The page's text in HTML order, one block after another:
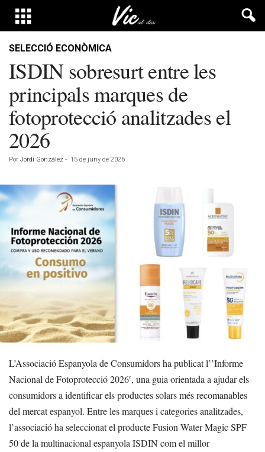
SELECCIÓ ECONÒMICA
ISDIN sobresurt entre les
principals marques de
fotoprotecció analitzades el
2026
Por Jordi González - 15 de juny de 2026
L’Associació Espanyola de Consumidors ha publicat l’’Informe
Nacional de Fotoprotecció 2026′, una guia orientada a ajudar els
consumidors a identificar els productes solars més recomanables
del mercat espanyol. Entre les marques i categories analitzades,
l’associació ha seleccionat el producte Fusion Water Magic SPF
50 de la multinacional espanyola ISDIN com el millor